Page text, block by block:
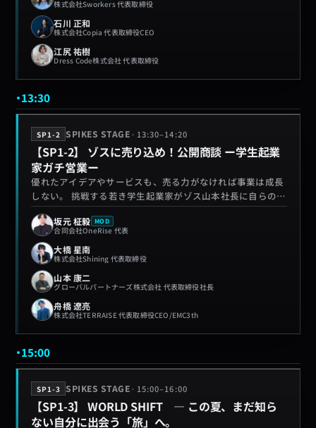
Code株式会社 代表取締役江尻祐樹氏。事業を本物のスケー
ルへ導いてきた2人の経営者・起業家が登壇。"伸びている会
社"という表面的な物差しの危うさと、入社・参画前に本当
に見るべき基準を、1兆円・グローバル市場を見据える視座
から語る50分。あなたの会社選びの軸が変わる。
株式会社Sworkers 代表取締役
石川 正和
株式会社Copia 代表取締役CEO
江尻 祐樹
Dress Code株式会社 代表取締役
13:30
SP1-2 SPIKES STAGE· 13:30–14:20
【SP1-2】 ゾスに売り込め！公開商談 ー学生起業
家ガチ営業ー
優れたアイデアやサービスも、売る力がなければ事業は成長
しない。 挑戦する若き学生起業家がゾス山本社長に自らの事
業や想いを乗せた商材で営業し、山本社長がその場で「買
う・買わない」を判断。公開商談を通じて、起業家に必要な
営業力、人を動かす力の本質を学べ。
坂元 柾毅 MOD
合同会社OneRise 代表
大橋 星南
株式会社Shining 代表取締役
山本 康二
グローバルパートナーズ株式会社 代表取締役社長
舟橋 遼亮
株式会社TERRAISE 代表取締役CEO/EMC3th
15:00
SP1-3 SPIKES STAGE· 15:00–16:00
【SP1-3】 WORLD SHIFT ― この夏、まだ知ら
ない自分に出会う「旅」へ。